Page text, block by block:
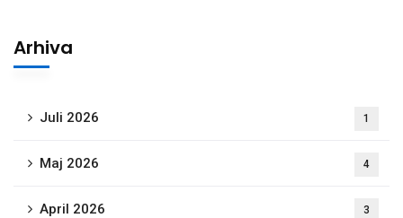
Arhiva
Juli 2026 1
Maj 2026 4
April 2026 3